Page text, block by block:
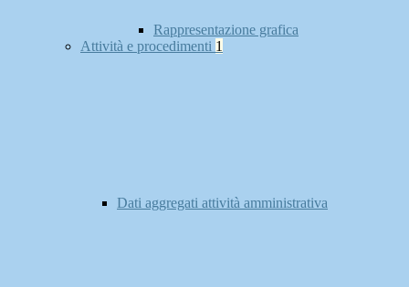
Rappresentazione grafica
Attività e procedimenti 1
Dati aggregati attività amministrativa